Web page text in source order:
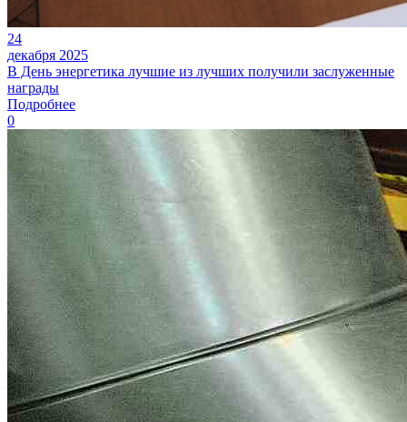
24
декабря 2025
В День энергетика лучшие из лучших получили заслуженные
награды
Подробнее
0